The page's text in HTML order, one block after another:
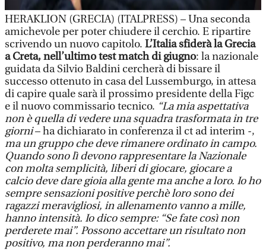
HERAKLION (GRECIA) (ITALPRESS) – Una seconda
amichevole per poter chiudere il cerchio. E ripartire
scrivendo un nuovo capitolo. L’Italia sfiderà la Grecia
a Creta, nell’ultimo test match di giugno: la nazionale
guidata da Silvio Baldini cercherà di bissare il
successo ottenuto in casa del Lussemburgo, in attesa
di capire quale sarà il prossimo presidente della Figc
e il nuovo commissario tecnico. “La mia aspettativa
non è quella di vedere una squadra trasformata in tre
giorni– ha dichiarato in conferenza il ct ad interim -,
ma un gruppo che deve rimanere ordinato in campo.
Quando sono lì devono rappresentare la Nazionale
con molta semplicità, liberi di giocare, giocare a
calcio deve dare gioia alla gente ma anche a loro. Io ho
sempre sensazioni positive perchè loro sono dei
ragazzi meravigliosi, in allenamento vanno a mille,
hanno intensità. Io dico sempre: “Se fate così non
perderete mai”. Possono accettare un risultato non
positivo, ma non perderanno mai”.